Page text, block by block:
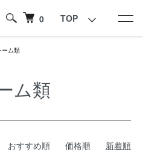
0 TOP
ーム類
ム類
おすすめ順 価格順 新着順